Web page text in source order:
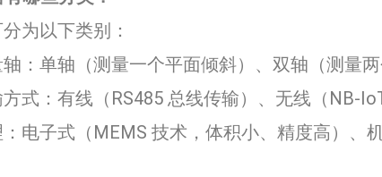
为以下类别：
：单轴（测量一个平面倾斜）、双轴（测量
式：有线（RS485 总线传输）、无线（NB-
电子式（MEMS 技术，体积小、精度高）、